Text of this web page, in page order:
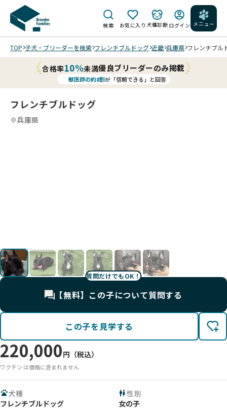
検索 お気に入り 犬種診断 ログイン メニュー
TOP 子犬・ブリーダーを検索 フレンチブルドッグ 近畿 兵庫県 フレンチブル
合格率10%未満優良ブリーダーのみ掲載
獣医師の約8割が「信頼できる」と回答
フレンチブルドッグ
兵庫県
質問だけでもOK！
【無料】この子について質問する
この子を見学する
220,000円（税込）
ワクチン は価格に含まれません
pets犬種
フレンチブルドッグ
wc性別
女の子